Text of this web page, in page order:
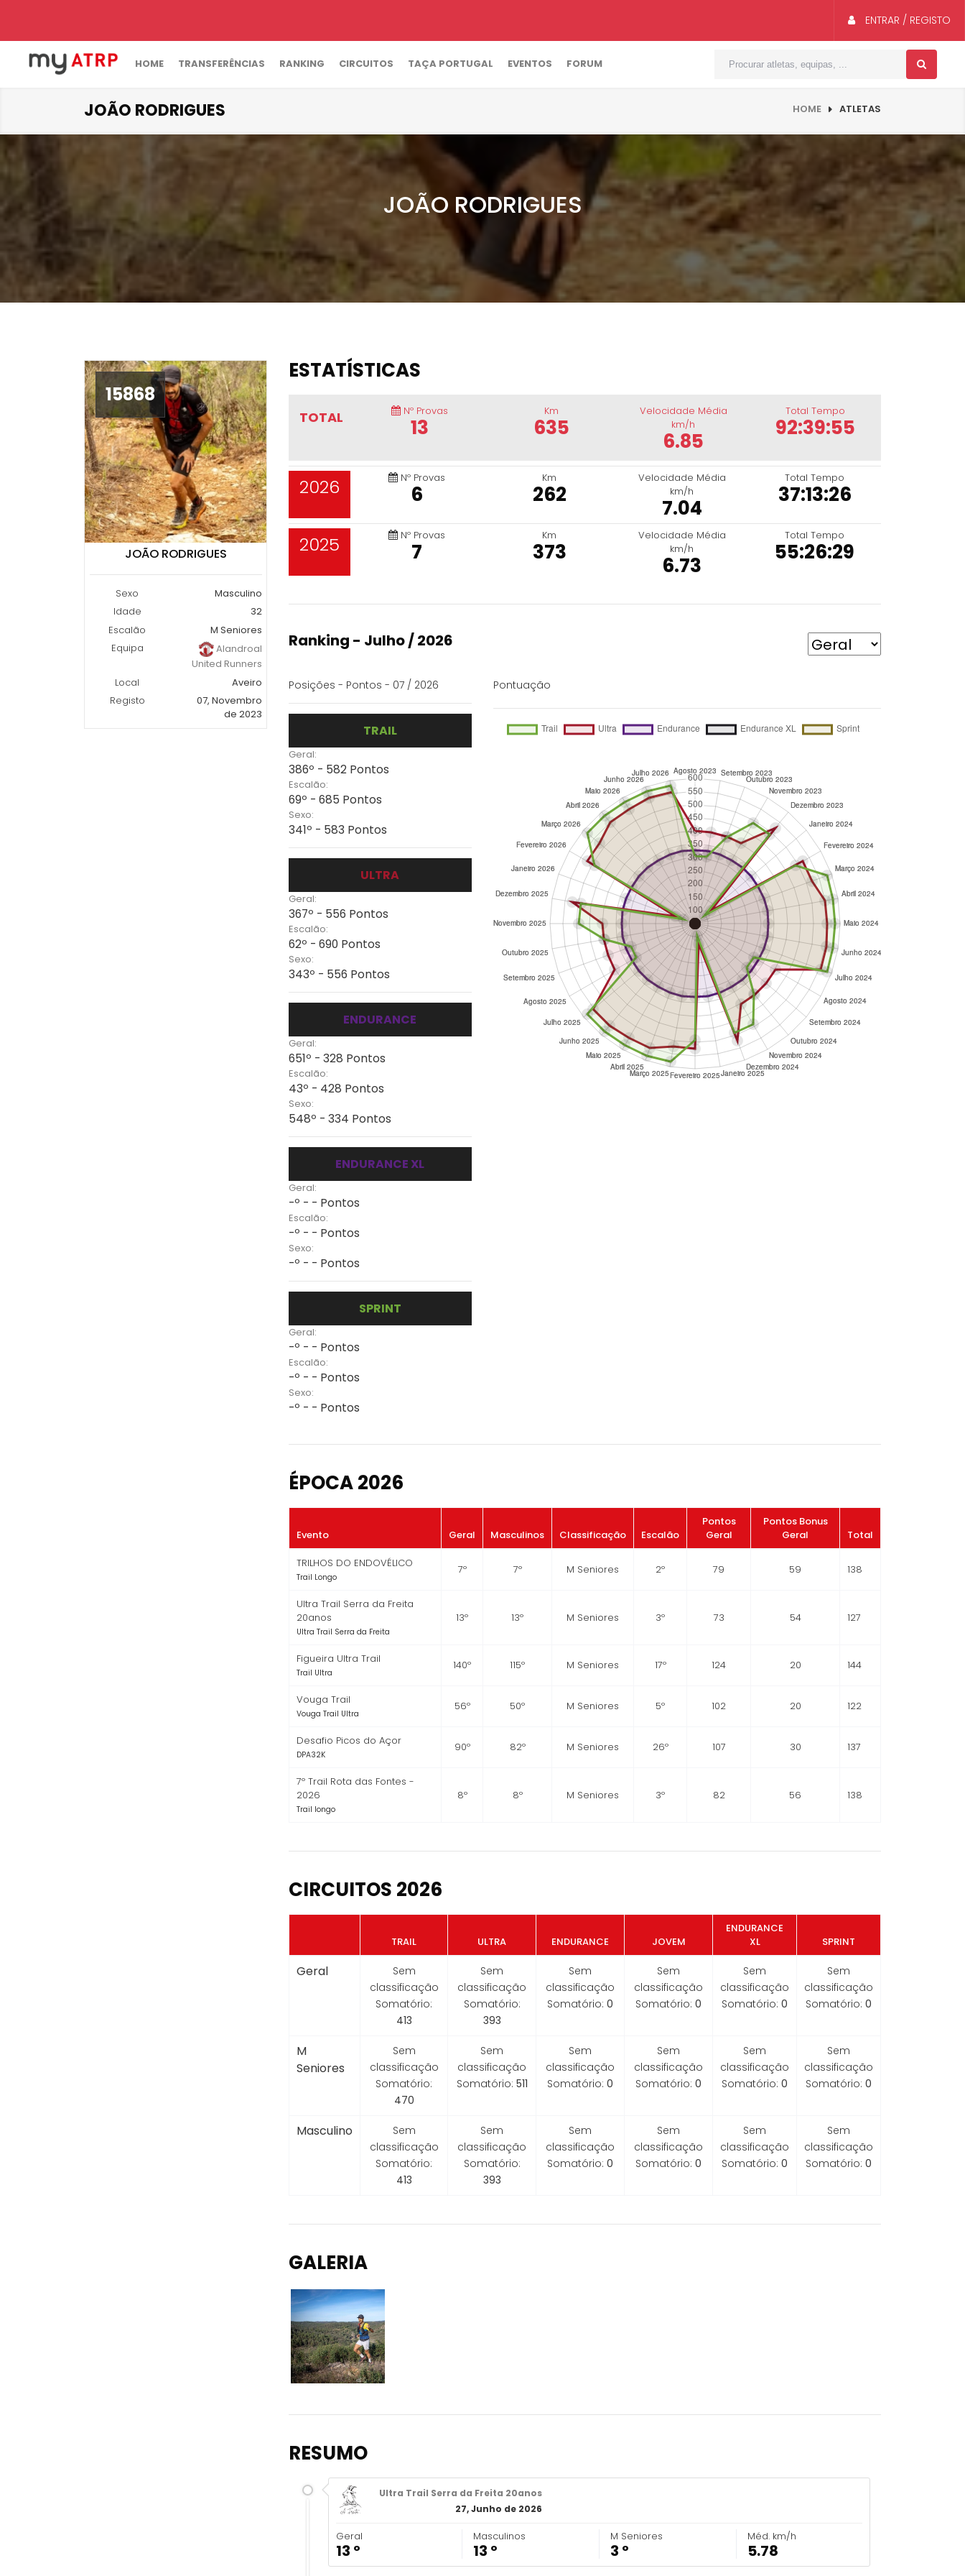
ENTRAR / REGISTO
HOME TRANSFERÊNCIAS RANKING CIRCUITOS TAÇA PORTUGAL EVENTOS FORUM
JOÃO RODRIGUES HOME ATLETAS
JOÃO RODRIGUES
15868
JOÃO RODRIGUES
Sexo
Masculino
Idade
32
Escalão
M Seniores
Equipa
Alandroal
United Runners
Local
Aveiro
Registo
07, Novembro
de 2023
ESTATÍSTICAS
TOTAL Nº Provas
13
Km
635
Velocidade Média
km/h
6.85
Total Tempo
92:39:55
2026 Nº Provas
6
Km
262
Velocidade Média
km/h
7.04
Total Tempo
37:13:26
2025 Nº Provas
7
Km
373
Velocidade Média
km/h
6.73
Total Tempo
55:26:29
Ranking - Julho / 2026
Posições - Pontos - 07 / 2026
TRAIL
Geral:
386º - 582 Pontos
Escalão:
69º - 685 Pontos
Sexo:
341º - 583 Pontos
ULTRA
Geral:
367º - 556 Pontos
Escalão:
62º - 690 Pontos
Sexo:
343º - 556 Pontos
ENDURANCE
Geral:
651º - 328 Pontos
Escalão:
43º - 428 Pontos
Sexo:
548º - 334 Pontos
ENDURANCE XL
Geral:
-º - - Pontos
Escalão:
-º - - Pontos
Sexo:
-º - - Pontos
SPRINT
Geral:
-º - - Pontos
Escalão:
-º - - Pontos
Sexo:
-º - - Pontos
Pontuação
ÉPOCA 2026
Evento Geral Masculinos Classificação Escalão
Pontos
Geral
Pontos Bonus
Geral
Total
TRILHOS DO ENDOVÉLICO
Trail Longo
7º 7º M Seniores 2º 79 59 138
Ultra Trail Serra da Freita
20anos
Ultra Trail Serra da Freita
13º 13º M Seniores 3º 73 54 127
Figueira Ultra Trail
Trail Ultra
140º 115º M Seniores 17º 124 20 144
Vouga Trail
Vouga Trail Ultra
56º 50º M Seniores 5º 102 20 122
Desafio Picos do Açor
DPA32K
90º 82º M Seniores 26º 107 30 137
7º Trail Rota das Fontes -
2026
Trail longo
8º 8º M Seniores 3º 82 56 138
CIRCUITOS 2026
TRAIL ULTRA ENDURANCE JOVEM
ENDURANCE
XL
SPRINT
Geral
Sem
classificação
Somatório:
413
Sem
classificação
Somatório:
393
Sem
classificação
Somatório: 0
Sem
classificação
Somatório: 0
Sem
classificação
Somatório: 0
Sem
classificação
Somatório: 0
M
Seniores
Sem
classificação
Somatório:
470
Sem
classificação
Somatório: 511
Sem
classificação
Somatório: 0
Sem
classificação
Somatório: 0
Sem
classificação
Somatório: 0
Sem
classificação
Somatório: 0
Masculino
Sem
classificação
Somatório:
413
Sem
classificação
Somatório:
393
Sem
classificação
Somatório: 0
Sem
classificação
Somatório: 0
Sem
classificação
Somatório: 0
Sem
classificação
Somatório: 0
GALERIA
RESUMO
Ultra Trail Serra da Freita 20anos
27, Junho de 2026
Geral
13 º
Masculinos
13 º
M Seniores
3 º
Méd. km/h
5.78